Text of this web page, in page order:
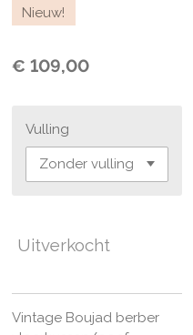
Nieuw!
€ 109,00
Vulling
Uitverkocht
Vintage Boujad berber